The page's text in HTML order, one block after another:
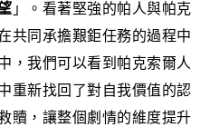
」。看著堅強的帕人與帕克
共同承擔艱鉅任務的過程中
，我們可以看到帕克索爾人
重新找回了對自我價值的認
贖，讓整個劇情的維度提升